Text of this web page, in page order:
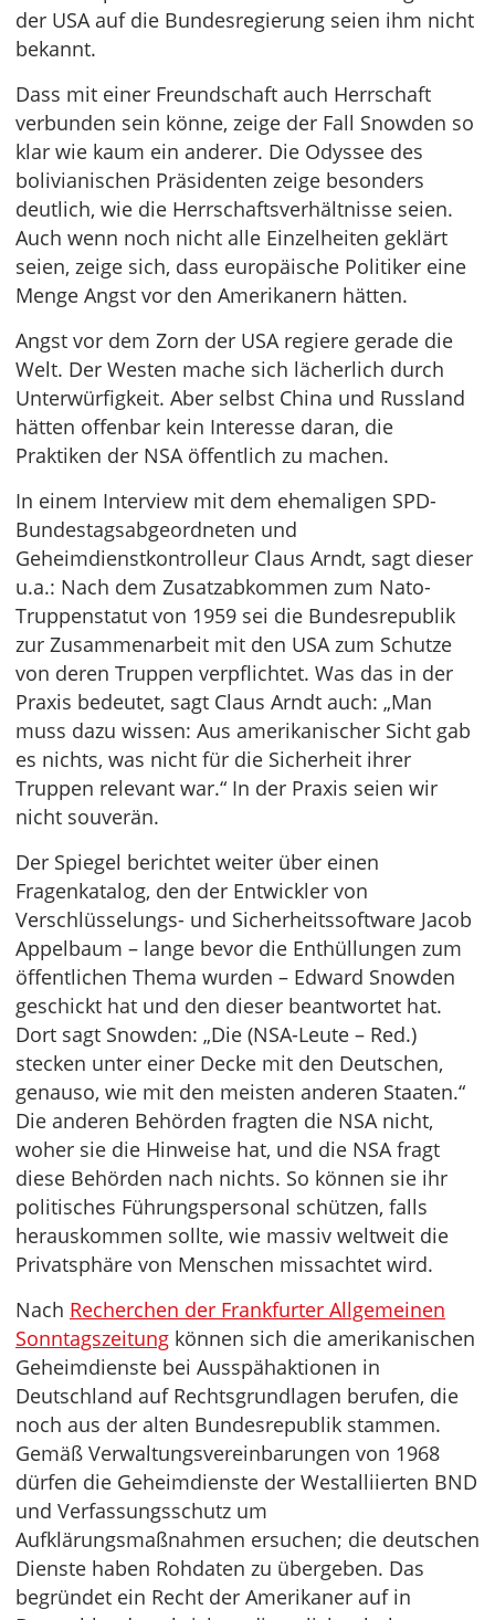
der USA auf die Bundesregierung seien ihm nicht
bekannt.
Dass mit einer Freundschaft auch Herrschaft
verbunden sein könne, zeige der Fall Snowden so
klar wie kaum ein anderer. Die Odyssee des
bolivianischen Präsidenten zeige besonders
deutlich, wie die Herrschaftsverhältnisse seien.
Auch wenn noch nicht alle Einzelheiten geklärt
seien, zeige sich, dass europäische Politiker eine
Menge Angst vor den Amerikanern hätten.
Angst vor dem Zorn der USA regiere gerade die
Welt. Der Westen mache sich lächerlich durch
Unterwürfigkeit. Aber selbst China und Russland
hätten offenbar kein Interesse daran, die
Praktiken der NSA öffentlich zu machen.
In einem Interview mit dem ehemaligen SPD-
Bundestagsabgeordneten und
Geheimdienstkontrolleur Claus Arndt, sagt dieser
u.a.: Nach dem Zusatzabkommen zum Nato-
Truppenstatut von 1959 sei die Bundesrepublik
zur Zusammenarbeit mit den USA zum Schutze
von deren Truppen verpflichtet. Was das in der
Praxis bedeutet, sagt Claus Arndt auch: „Man
muss dazu wissen: Aus amerikanischer Sicht gab
es nichts, was nicht für die Sicherheit ihrer
Truppen relevant war.“ In der Praxis seien wir
nicht souverän.
Der Spiegel berichtet weiter über einen
Fragenkatalog, den der Entwickler von
Verschlüsselungs- und Sicherheitssoftware Jacob
Appelbaum – lange bevor die Enthüllungen zum
öffentlichen Thema wurden – Edward Snowden
geschickt hat und den dieser beantwortet hat.
Dort sagt Snowden: „Die (NSA-Leute – Red.)
stecken unter einer Decke mit den Deutschen,
genauso, wie mit den meisten anderen Staaten.“
Die anderen Behörden fragten die NSA nicht,
woher sie die Hinweise hat, und die NSA fragt
diese Behörden nach nichts. So können sie ihr
politisches Führungspersonal schützen, falls
herauskommen sollte, wie massiv weltweit die
Privatsphäre von Menschen missachtet wird.
Nach Recherchen der Frankfurter Allgemeinen
Sonntagszeitung können sich die amerikanischen
Geheimdienste bei Ausspähaktionen in
Deutschland auf Rechtsgrundlagen berufen, die
noch aus der alten Bundesrepublik stammen.
Gemäß Verwaltungsvereinbarungen von 1968
dürfen die Geheimdienste der Westalliierten BND
und Verfassungsschutz um
Aufklärungsmaßnahmen ersuchen; die deutschen
Dienste haben Rohdaten zu übergeben. Das
begründet ein Recht der Amerikaner auf in